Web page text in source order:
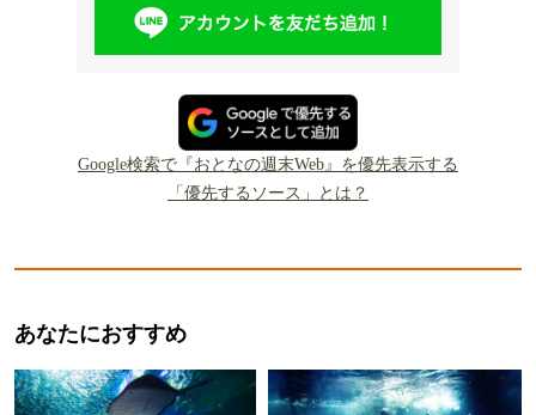
Google検索で『おとなの週末Web』を優先表示する
「優先するソース」とは？
あなたにおすすめ